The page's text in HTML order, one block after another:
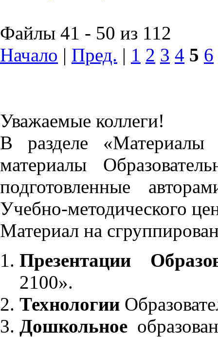
Файлы 41 - 50 из 112
Начало | Пред. | 1 2 3 4 5 6
Уважаемые коллеги!
В разделе «Материалы
материалы
подготовленные
Учебно-методического
Материал на
Презентации
2100».
Технологии
Дошкольное